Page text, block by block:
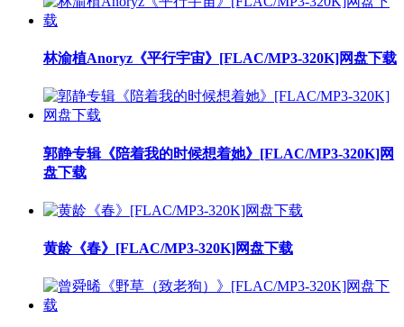
林渝植Anoryz《平行宇宙》[FLAC/MP3-320K]网盘下载
郭静专辑《陪着我的时候想着她》[FLAC/MP3-320K]网
盘下载
黄龄《春》[FLAC/MP3-320K]网盘下载